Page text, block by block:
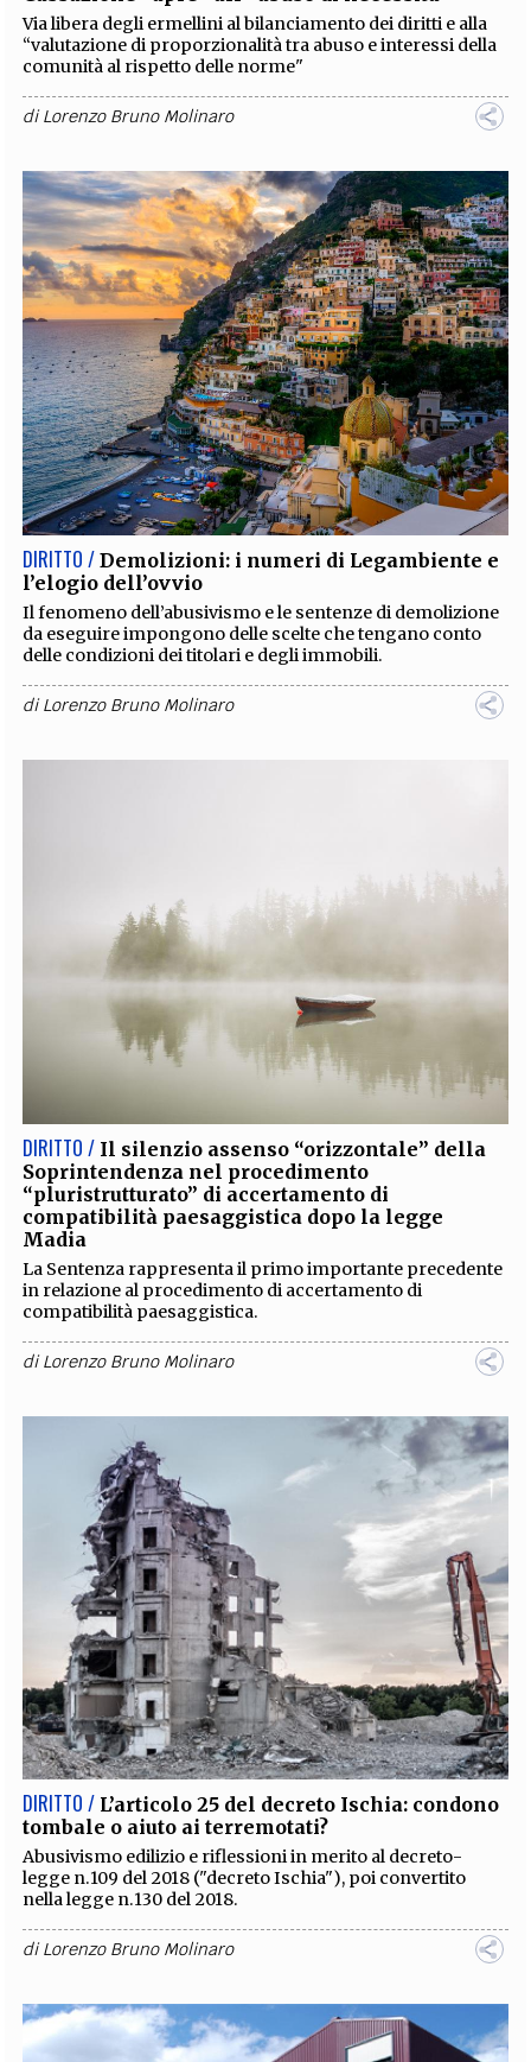
Via libera degli ermellini al bilanciamento dei diritti e alla
“valutazione di proporzionalità tra abuso e interessi della
comunità al rispetto delle norme"
diLorenzo Bruno Molinaro
DIRITTO / Demolizioni: i numeri di Legambiente e
l’elogio dell’ovvio
Il fenomeno dell’abusivismo e le sentenze di demolizione
da eseguire impongono delle scelte che tengano conto
delle condizioni dei titolari e degli immobili.
diLorenzo Bruno Molinaro
DIRITTO / Il silenzio assenso “orizzontale” della
Soprintendenza nel procedimento
“pluristrutturato” di accertamento di
compatibilità paesaggistica dopo la legge
Madia
La Sentenza rappresenta il primo importante precedente
in relazione al procedimento di accertamento di
compatibilità paesaggistica.
diLorenzo Bruno Molinaro
DIRITTO / L’articolo 25 del decreto Ischia: condono
tombale o aiuto ai terremotati?
Abusivismo edilizio e riflessioni in merito al decreto-
legge n.109 del 2018 ("decreto Ischia"), poi convertito
nella legge n.130 del 2018.
diLorenzo Bruno Molinaro